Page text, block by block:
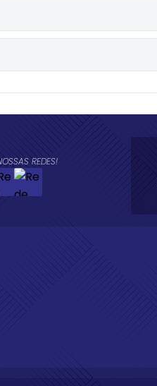
REDES!